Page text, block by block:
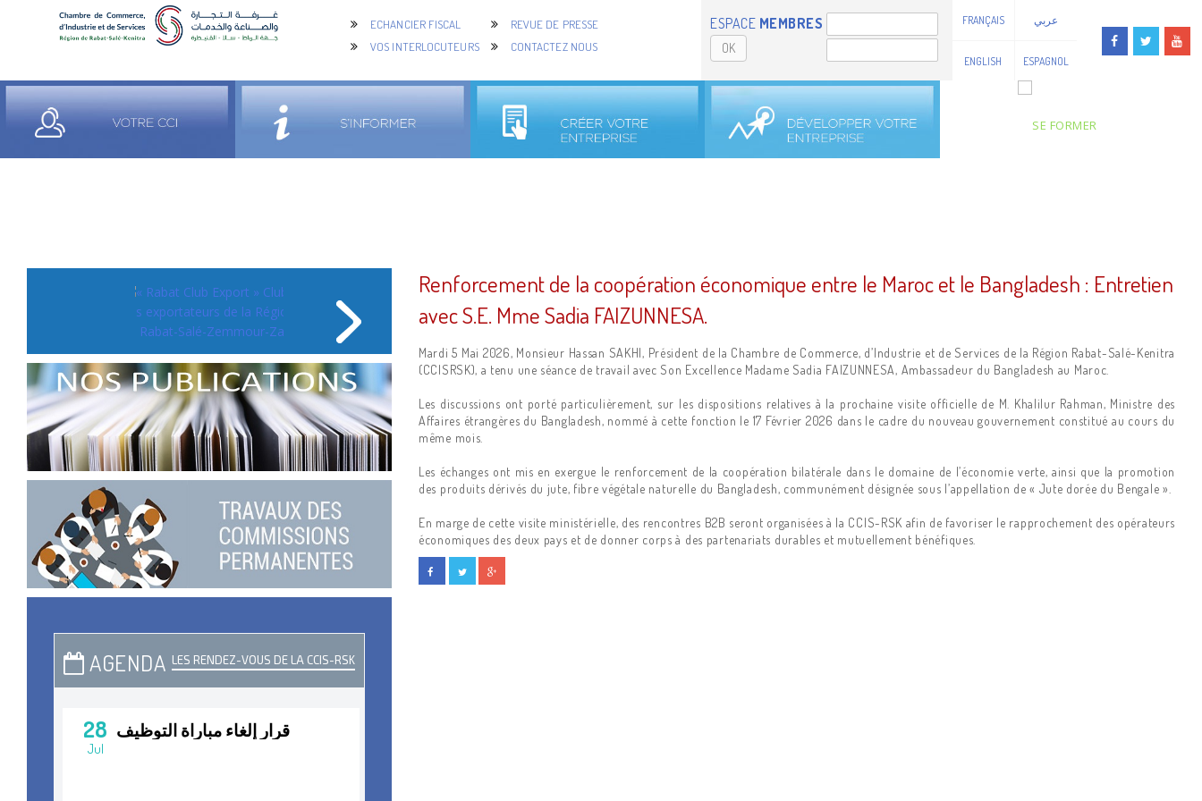
ECHANCIER FISCAL
REVUE DE PRESSE
VOS INTERLOCUTEURS
CONTACTEZ NOUS
ESPACE MEMBRES
OK
FRANÇAIS عربي
ENGLISH ESPAGNOL
AGENDA LES RENDEZ-VOUS DE LA CCIS-RSK
28
Jul
قرار إلغاء مباراة التوظيف
Renforcement de la coopération économique entre le Maroc et le Bangladesh : Entretien
avec S.E. Mme Sadia FAIZUNNESA.
Mardi 5 Mai 2026, Monsieur Hassan SAKHI, Président de la Chambre de Commerce, d’Industrie et de Services de la Région Rabat-Salé-Kenitra
(CCISRSK), a tenu une séance de travail avec Son Excellence Madame Sadia FAIZUNNESA, Ambassadeur du Bangladesh au Maroc.
Les discussions ont porté particulièrement, sur les dispositions relatives à la prochaine visite officielle de M. Khalilur Rahman, Ministre des
Affaires étrangères du Bangladesh, nommé à cette fonction le 17 Février 2026 dans le cadre du nouveau gouvernement constitué au cours du
même mois.
Les échanges ont mis en exergue le renforcement de la coopération bilatérale dans le domaine de l’économie verte, ainsi que la promotion
des produits dérivés du jute, fibre végétale naturelle du Bangladesh, communément désignée sous l’appellation de « Jute dorée du Bengale ».
En marge de cette visite ministérielle, des rencontres B2B seront organisées à la CCIS-RSK afin de favoriser le rapprochement des opérateurs
économiques des deux pays et de donner corps à des partenariats durables et mutuellement bénéfiques.